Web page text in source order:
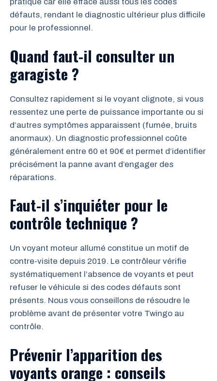
défauts, rendant le diagnostic ultérieur plus difficile
pour le professionnel.
Quand faut-il consulter un
garagiste ?
Consultez rapidement si le voyant clignote, si vous
ressentez une perte de puissance importante ou si
d’autres symptômes apparaissent (fumée, bruits
anormaux). Un diagnostic professionnel coûte
généralement entre 60 et 90€ et permet d’identifier
précisément la panne avant d’engager des
réparations.
Faut-il s’inquiéter pour le
contrôle technique ?
Un voyant moteur allumé constitue un motif de
contre-visite depuis 2019. Le contrôleur vérifie
systématiquement l’absence de voyants et peut
refuser le véhicule si des codes défauts sont
présents. Nous vous conseillons de résoudre le
problème avant de présenter votre Twingo au
contrôle.
Prévenir l’apparition des
voyants orange : conseils